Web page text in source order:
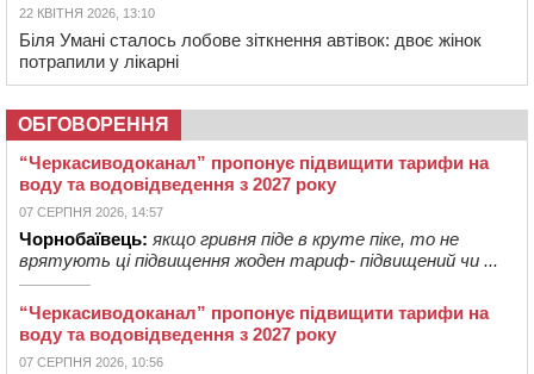
22 КВІТНЯ 2026, 13:10
Біля Умані сталось лобове зіткнення автівок: двоє жінок
потрапили у лікарні
ОБГОВОРЕННЯ
“Черкасиводоканал” пропонує підвищити тарифи на
воду та водовідведення з 2027 року
07 СЕРПНЯ 2026, 14:57
Чорнобаївець: якщо гривня піде в круте піке, то не
врятують ці підвищення жоден тариф- підвищений чи ...
“Черкасиводоканал” пропонує підвищити тарифи на
воду та водовідведення з 2027 року
07 СЕРПНЯ 2026, 10:56